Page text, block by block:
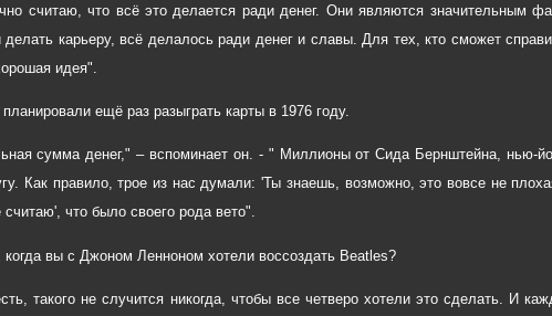
считаю, что всё это делается ради денег. Они являются значительным
карьеру, всё делалось ради денег и славы. Для тех, кто сможет
идея".
ещё раз разыграть карты в 1976 году.
сумма денег," – вспоминает он. - " Миллионы от Сида Бернштейна, нью-
Как правило, трое из нас думали: 'Ты знаешь, возможно, это вовсе не
считаю', что было своего рода вето".
когда вы с Джоном Ленноном хотели воссоздать Beatles?
такого не случится никогда, чтобы все четверо хотели это сделать. И